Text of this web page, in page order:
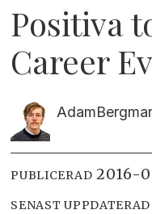
Positiva
Career
Adam
PUBLICERAD 2016-
SENAST UPPDATERAD